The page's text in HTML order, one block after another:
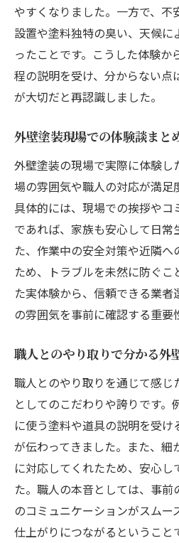
やすくなりました。一方で、不
設置や塗料独特の臭い、天候
ったことです。こうした体験か
程の説明を受け、分からない点
が大切だと再認識しました。
外壁塗装現場での体験談まと
外壁塗装の現場で実際に体験し
場の雰囲気や職人の対応が満足
具体的には、現場での挨拶や
であれば、家族も安心して日常
た、作業中の安全対策や近隣
ため、トラブルを未然に防ぐこ
た実体験から、信頼できる業
の雰囲気を事前に確認する重要
職人とのやり取りで分かる外
職人とのやり取りを通じて感じ
としてのこだわりや誇りです。
に使う塗料や道具の説明を受
が伝わってきました。また、細
に対応してくれたため、安心し
た。職人の本音としては、事
のコミュニケーションがスムー
仕上がりにつながるということ